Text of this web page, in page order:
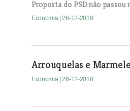
Proposta do PSD não
Economia | 26-12-2018
Arrouquelas e
Economia | 26-12-2018